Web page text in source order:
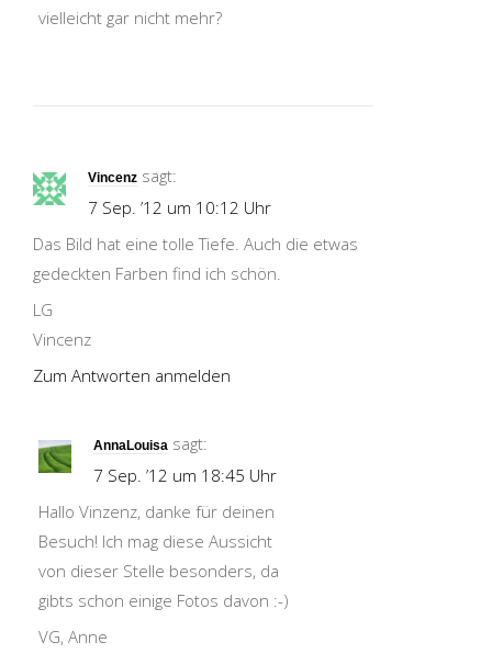
vielleicht gar nicht mehr?
Vincenz sagt:
7 Sep. ’12 um 10:12 Uhr
Das Bild hat eine tolle Tiefe. Auch die etwas
gedeckten Farben find ich schön.
LG
Vincenz
Zum Antworten anmelden
AnnaLouisa sagt:
7 Sep. ’12 um 18:45 Uhr
Hallo Vinzenz, danke für deinen
Besuch! Ich mag diese Aussicht
von dieser Stelle besonders, da
gibts schon einige Fotos davon :-)
VG, Anne